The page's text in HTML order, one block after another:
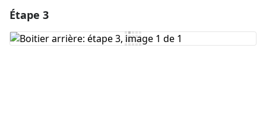
Ajouter un commentaire
Étape 3